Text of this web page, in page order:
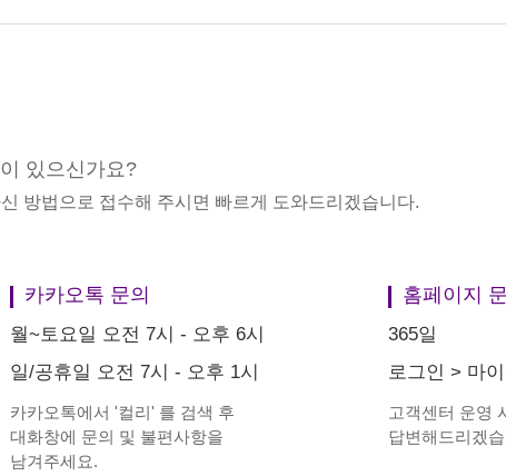
있으신가요?
방법으로 접수해 주시면 빠르게 도와드리겠습니다.
카카오톡 문의
월~토요일 오전 7시 - 오후 6시
일/공휴일 오전 7시 - 오후 1시
카카오톡에서 '컬리' 를 검색 후
대화창에 문의 및 불편사항을
남겨주세요.
홈페이지
365일
로그인 > 마
고객센터 운영
답변해드리겠